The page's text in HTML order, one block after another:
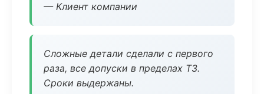
— Клиент компании
Сложные детали сделали с первого
раза, все допуски в пределах ТЗ.
Сроки выдержаны.